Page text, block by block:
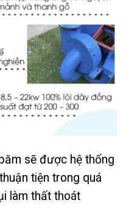
sẽ được hệ thống
tiện trong quá
làm thất thoát